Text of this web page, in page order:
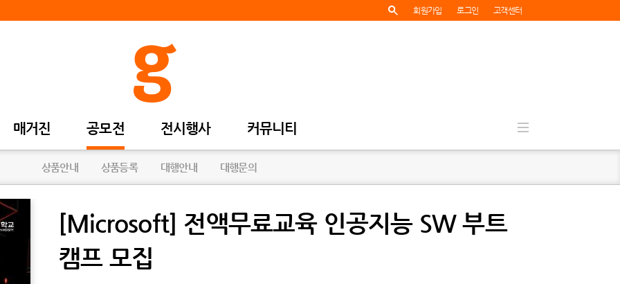
회원가입 로그인 고객센터
매거진 공모전 전시행사 커뮤니티
상품안내 상품등록 대행안내 대행문의
[Microsoft] 전액무료교육 인공지능 SW 부트
캠프 모집